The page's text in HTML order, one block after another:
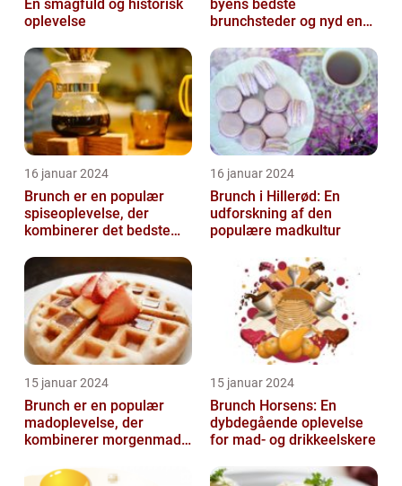
En smagfuld og historisk
oplevelse
byens bedste
brunchsteder og nyd en
madoplevelse
16 januar 2024
Brunch er en populær
spiseoplevelse, der
kombinerer det bedste
frokost
16 januar 2024
Brunch i Hillerød: En
udforskning af den
populære madkultur
15 januar 2024
Brunch er en populær
madoplevelse, der
kombinerer morgenmad
afslappet og hygg...
15 januar 2024
Brunch Horsens: En
dybdegående oplevelse
for mad- og drikkeelskere